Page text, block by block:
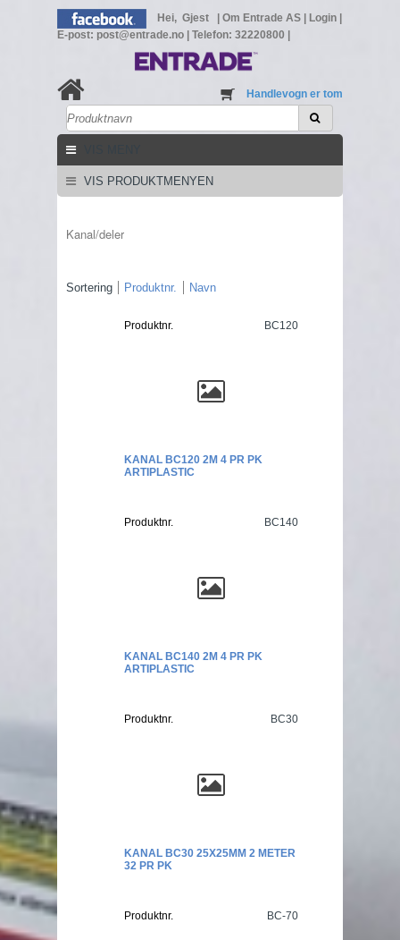
Hei, Gjest Om Entrade AS Login
E-post: post@entrade.no
Telefon: 32220800
Handlevogn er tom
VIS PRODUKTMENYEN
Kanal/deler
Sortering Produktnr. Navn
Produktnr. BC120
KANAL BC120 2M 4 PR PK
ARTIPLASTIC
Produktnr. BC140
KANAL BC140 2M 4 PR PK
ARTIPLASTIC
Produktnr. BC30
KANAL BC30 25X25MM 2 METER
32 PR PK
Produktnr. BC-70